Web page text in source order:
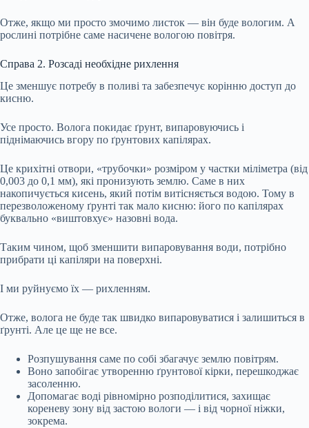
Отже, якщо ми просто змочимо листок — він буде вологим. А
рослині потрібне саме насичене вологою повітря.
Справа 2. Розсаді необхідне рихлення
Це зменшує потребу в поливі та забезпечує корінню доступ до
кисню.
Усе просто. Волога покидає ґрунт, випаровуючись і
піднімаючись вгору по ґрунтових капілярах.
Це крихітні отвори, «трубочки» розміром у частки міліметра (від
0,003 до 0,1 мм), які пронизують землю. Саме в них
накопичується кисень, який потім витісняється водою. Тому в
перезволоженому ґрунті так мало кисню: його по капілярах
буквально «виштовхує» назовні вода.
Таким чином, щоб зменшити випаровування води, потрібно
прибрати ці капіляри на поверхні.
І ми руйнуємо їх — рихленням.
Отже, волога не буде так швидко випаровуватися і залишиться в
ґрунті. Але це ще не все.
Розпушування саме по собі збагачує землю повітрям.
Воно запобігає утворенню ґрунтової кірки, перешкоджає
засоленню.
Допомагає воді рівномірно розподілитися, захищає
кореневу зону від застою вологи — і від чорної ніжки,
зокрема.